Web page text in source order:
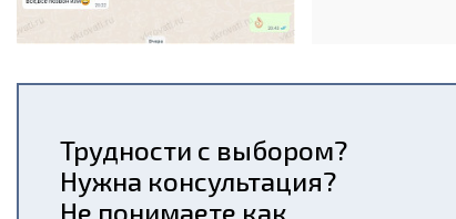
Трудности с выбором?
Нужна консультация?
Не понимаете как